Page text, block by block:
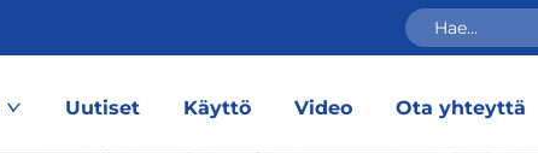
Uutiset Käyttö Video Ota yhteyttä